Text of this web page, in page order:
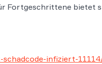
Fortgeschrittene bietet
infiziert-